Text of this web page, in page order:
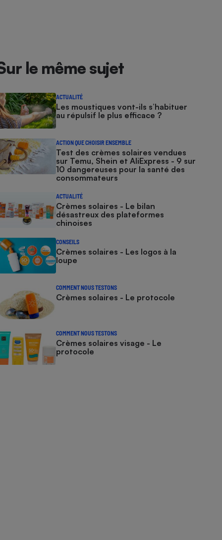
le même sujet
ACTUALITÉ
Les moustiques vont-ils s’habituer
au répulsif le plus efficace ?
ACTION QUE CHOISIR ENSEMBLE
Test des crèmes solaires vendues
sur Temu, Shein et AliExpress - 9 sur
10 dangereuses pour la santé des
consommateurs
ACTUALITÉ
Crèmes solaires - Le bilan
désastreux des plateformes
chinoises
CONSEILS
Crèmes solaires - Les logos à la
loupe
COMMENT NOUS TESTONS
Crèmes solaires - Le protocole
COMMENT NOUS TESTONS
Crèmes solaires visage - Le
protocole